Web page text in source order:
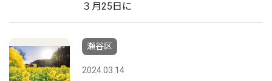
３月25日に
瀬谷区
2024.03.14